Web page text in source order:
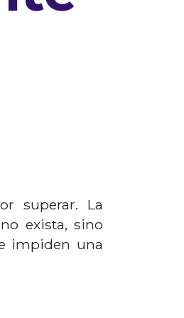
superar. La
exista, sino
impiden una